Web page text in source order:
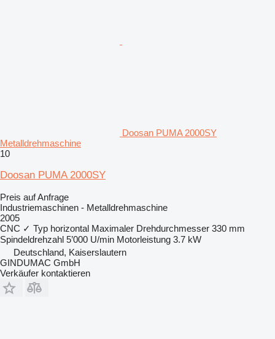
Doosan PUMA 2000SY
Metalldrehmaschine
10
Doosan PUMA 2000SY
Preis auf Anfrage
Industriemaschinen - Metalldrehmaschine
2005
CNC ✓ Typ horizontal Maximaler Drehdurchmesser 330 mm
Spindeldrehzahl 5’000 U/min Motorleistung 3.7 kW
Deutschland, Kaiserslautern
GINDUMAC GmbH
Verkäufer kontaktieren